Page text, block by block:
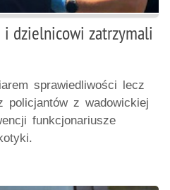
dzielnicowi zatrzymali
sprawiedliwości lecz
policjantów z wadowickiej
funkcjonariusze